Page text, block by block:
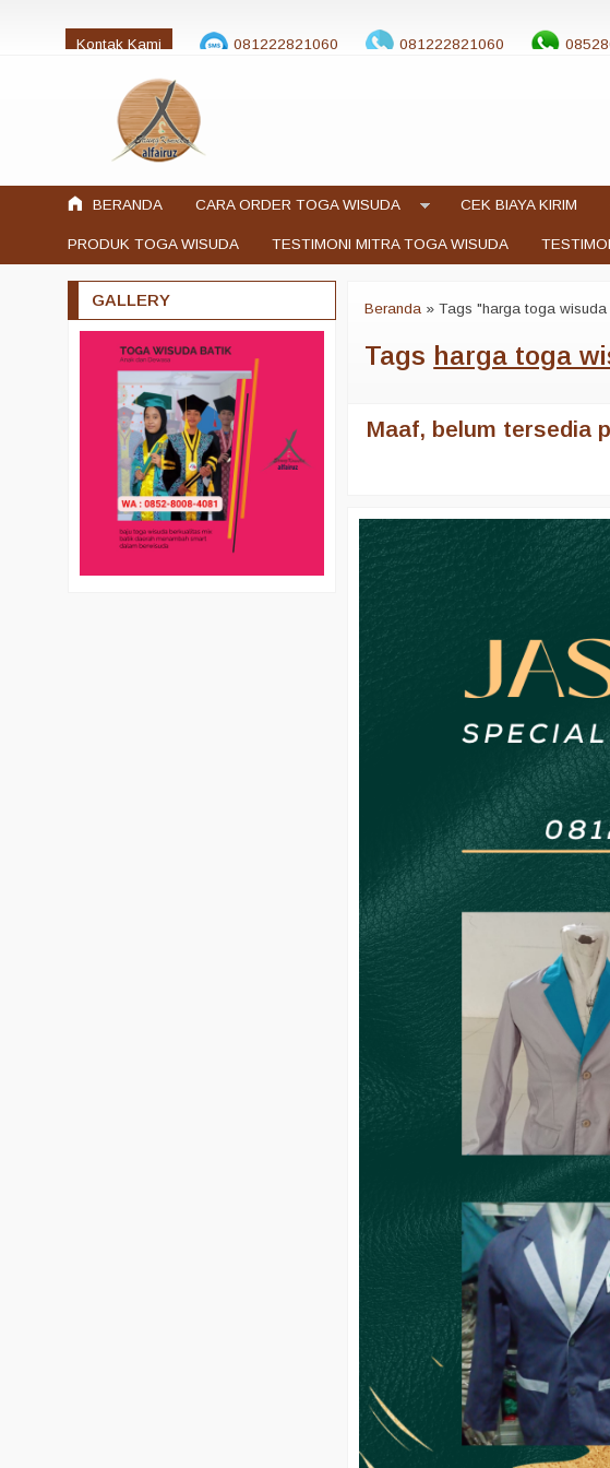
Kontak Kami 081222821060 081222821060
jualtogawisuda@gmail.com
BERANDA CARA ORDER TOGA WISUDA CEK BIAYA KIRIM
PRODUK TOGA WISUDA TESTIMONI MITRA TOGA WISUDA
Beranda »Tags "harga toga
Tags harga toga
Maaf, belum tersedia
GALLERY